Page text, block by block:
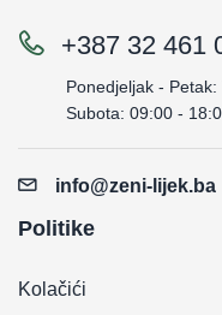
+387 32 461
Ponedjeljak -
Subota: 09:00 -
info@zeni-lijek.ba
Politike
Kolačići